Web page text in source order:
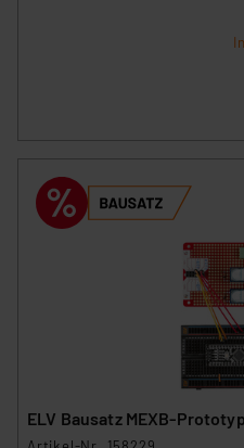
ELV Bausatz MEXB-